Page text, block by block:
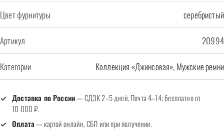
Цвет фурнитуры серебристый
Артикул 20994
Категории Коллекция «Джинсовая», Мужские ремни
Доставка по России— СДЭК 2–5 дней, Почта 4–14; бесплатно от
10 000 ₽.
Оплата— картой онлайн, СБП или при получении.